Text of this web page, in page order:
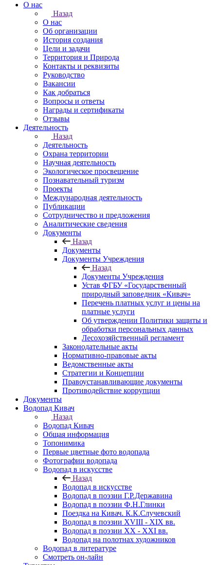
О нас
Назад
О нас
Об организации
История создания
Цели и задачи
Территория и Природа
Контакты и реквизиты
Руководство
Вакансии
Как добраться
Вопросы и ответы
Награды и сертификаты
Отзывы
Деятельность
Назад
Деятельность
Охрана территории
Научная деятельность
Экологическое просвещение
Познавательный туризм
Проекты
Международная деятельность
Публикации
Сотрудничество и предложения
Аналитические сведения
Документы
Назад
Документы
Документы Учреждения
Назад
Документы Учреждения
Устав ФГБУ «Государственный
природный заповедник «Кивач»
Перечень платных услуг и цены на
платные услуги
Об утверждении Политики защиты и
обработки персональных данных
Лесохозяйственный регламент
Законодательные акты
Нормативно-правовые акты
Ведомственные акты
Стратегии и Концепции
Правоустанавливающие документы
Противодействие коррупции
Документы
Водопад Кивач
Назад
Водопад Кивач
Общая информация
Топонимика
Первые цветные фото водопада
Фотографии водопада
Водопад в искусстве
Назад
Водопад в искусстве
Водопад в поэзии Г.Р.Державина
Водопад в поэзии Ф.Н.Глинки
Поездка на Кивач. К.К.Случевский
Водопад в поэзии XVIII - XIX вв.
Водопад в поэзии XX - XXI вв.
Водопад на полотнах художников
Водопад в литературе
Смотреть он-лайн